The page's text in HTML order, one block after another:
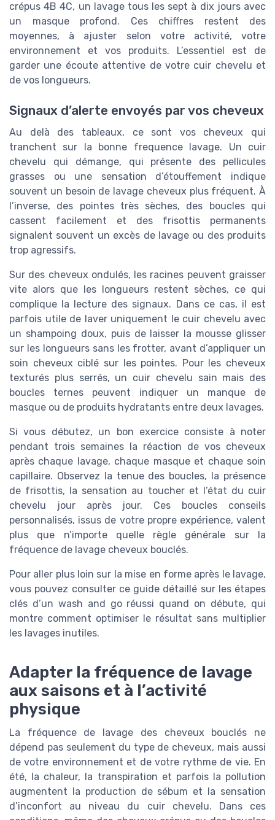
crépus 4B 4C, un lavage tous les sept à dix jours avec
un masque profond. Ces chiffres restent des
moyennes, à ajuster selon votre activité, votre
environnement et vos produits. L’essentiel est de
garder une écoute attentive de votre cuir chevelu et
de vos longueurs.
Signaux d’alerte envoyés par vos cheveux
Au delà des tableaux, ce sont vos cheveux qui
tranchent sur la bonne frequence lavage. Un cuir
chevelu qui démange, qui présente des pellicules
grasses ou une sensation d’étouffement indique
souvent un besoin de lavage cheveux plus fréquent. À
l’inverse, des pointes très sèches, des boucles qui
cassent facilement et des frisottis permanents
signalent souvent un excès de lavage ou des produits
trop agressifs.
Sur des cheveux ondulés, les racines peuvent graisser
vite alors que les longueurs restent sèches, ce qui
complique la lecture des signaux. Dans ce cas, il est
parfois utile de laver uniquement le cuir chevelu avec
un shampoing doux, puis de laisser la mousse glisser
sur les longueurs sans les frotter, avant d’appliquer un
soin cheveux ciblé sur les pointes. Pour les cheveux
texturés plus serrés, un cuir chevelu sain mais des
boucles ternes peuvent indiquer un manque de
masque ou de produits hydratants entre deux lavages.
Si vous débutez, un bon exercice consiste à noter
pendant trois semaines la réaction de vos cheveux
après chaque lavage, chaque masque et chaque soin
capillaire. Observez la tenue des boucles, la présence
de frisottis, la sensation au toucher et l’état du cuir
chevelu jour après jour. Ces boucles conseils
personnalisés, issus de votre propre expérience, valent
plus que n’importe quelle règle générale sur la
fréquence de lavage cheveux bouclés.
Pour aller plus loin sur la mise en forme après le lavage,
vous pouvez consulter ce guide détaillé sur les étapes
clés d’un wash and go réussi quand on débute, qui
montre comment optimiser le résultat sans multiplier
les lavages inutiles.
Adapter la fréquence de lavage
aux saisons et à l’activité
physique
La fréquence de lavage des cheveux bouclés ne
dépend pas seulement du type de cheveux, mais aussi
de votre environnement et de votre rythme de vie. En
été, la chaleur, la transpiration et parfois la pollution
augmentent la production de sébum et la sensation
d’inconfort au niveau du cuir chevelu. Dans ces